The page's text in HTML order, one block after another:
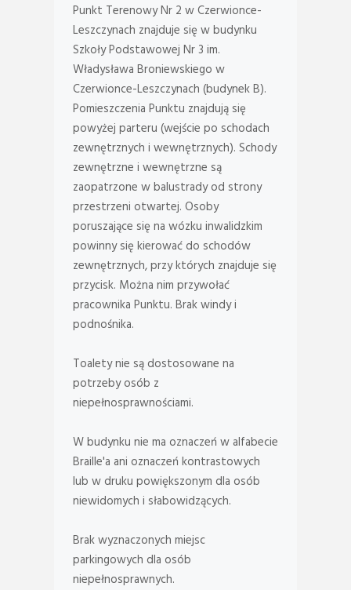
Punkt Terenowy Nr 2 w Czerwionce-
Leszczynach znajduje się w budynku
Szkoły Podstawowej Nr 3 im.
Władysława Broniewskiego w
Czerwionce-Leszczynach (budynek B).
Pomieszczenia Punktu znajdują się
powyżej parteru (wejście po schodach
zewnętrznych i wewnętrznych). Schody
zewnętrzne i wewnętrzne są
zaopatrzone w balustrady od strony
przestrzeni otwartej. Osoby
poruszające się na wózku inwalidzkim
powinny się kierować do schodów
zewnętrznych, przy których znajduje się
przycisk. Można nim przywołać
pracownika Punktu. Brak windy i
podnośnika.
Toalety nie są dostosowane na
potrzeby osób z
niepełnosprawnościami.
W budynku nie ma oznaczeń w alfabecie
Braille'a ani oznaczeń kontrastowych
lub w druku powiększonym dla osób
niewidomych i słabowidzących.
Brak wyznaczonych miejsc
parkingowych dla osób
niepełnosprawnych.